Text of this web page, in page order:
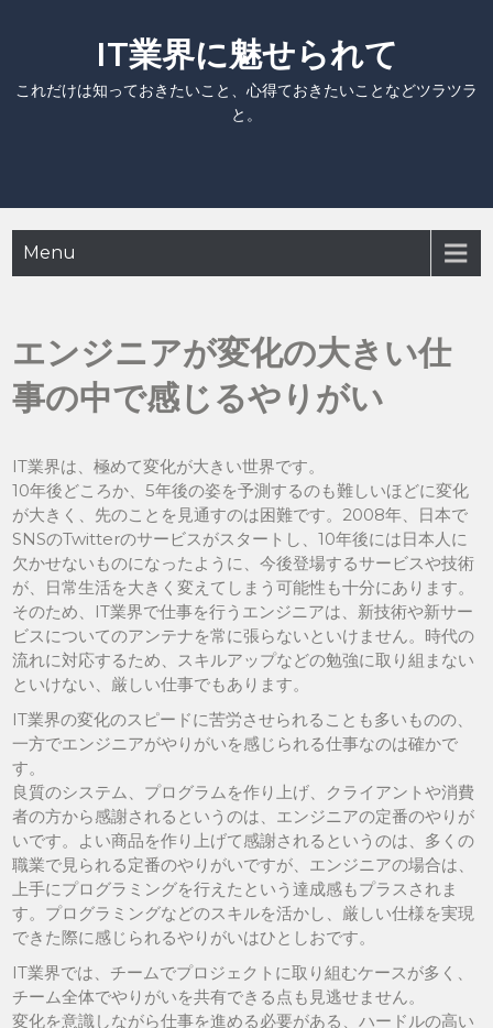
IT業界に魅せられて
これだけは知っておきたいこと、心得ておきたいことなどツラツラ
と。
Menu
エンジニアが変化の大きい仕
事の中で感じるやりがい
IT業界は、極めて変化が大きい世界です。
10年後どころか、5年後の姿を予測するのも難しいほどに変化
が大きく、先のことを見通すのは困難です。2008年、日本で
SNSのTwitterのサービスがスタートし、10年後には日本人に
欠かせないものになったように、今後登場するサービスや技術
が、日常生活を大きく変えてしまう可能性も十分にあります。
そのため、IT業界で仕事を行うエンジニアは、新技術や新サー
ビスについてのアンテナを常に張らないといけません。時代の
流れに対応するため、スキルアップなどの勉強に取り組まない
といけない、厳しい仕事でもあります。
IT業界の変化のスピードに苦労させられることも多いものの、
一方でエンジニアがやりがいを感じられる仕事なのは確かで
す。
良質のシステム、プログラムを作り上げ、クライアントや消費
者の方から感謝されるというのは、エンジニアの定番のやりが
いです。よい商品を作り上げて感謝されるというのは、多くの
職業で見られる定番のやりがいですが、エンジニアの場合は、
上手にプログラミングを行えたという達成感もプラスされま
す。プログラミングなどのスキルを活かし、厳しい仕様を実現
できた際に感じられるやりがいはひとしおです。
IT業界では、チームでプロジェクトに取り組むケースが多く、
チーム全体でやりがいを共有できる点も見逃せません。
変化を意識しながら仕事を進める必要がある、ハードルの高い